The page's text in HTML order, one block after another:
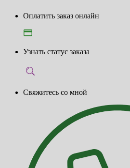
Оплатить заказ онлайн
Узнать статус заказа
Свяжитесь со мной